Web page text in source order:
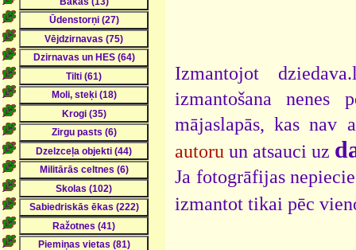
Izmantojot
izmantošana nenes
mājaslapās, kas
autoru un atsauci uz
Ja fotogrāfijas
izmantot tikai pēc